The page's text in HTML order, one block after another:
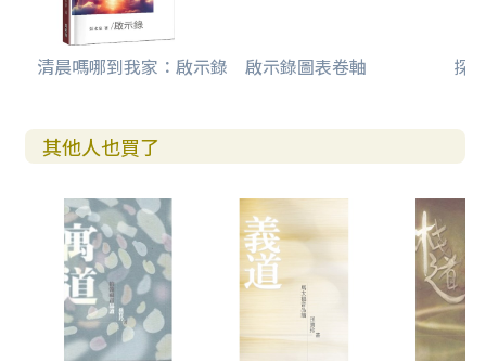
清晨嗎哪到我家：啟示錄 啟示錄圖表卷軸 探
其他人也買了